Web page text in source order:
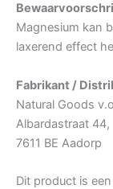
Magnesium kan
laxerend effect
Fabrikant /
Natural Goods
Albardastraat 44,
7611 BE Aadorp
Dit product is